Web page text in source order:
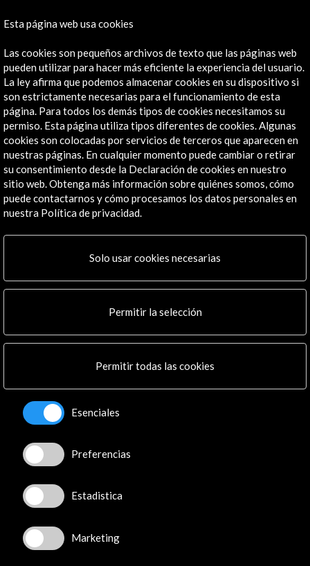
Contacta
info@accioncultural.es
+34 91 700 4000
José Abascal, 4 - 4º
28003 Madrid, España
Canales de contacto
Explora
Institucional
Actividades
Programa PICE
Noticias
Mapa Web
Conecta
X (Twitter)
Instagram
Facebook
Youtube
Spotify
Flickr
Esta página web usa cookies
Las cookies son pequeños archivos de texto que las páginas web
pueden utilizar para hacer más eficiente la experiencia del usuario.
La ley afirma que podemos almacenar cookies en su dispositivo si
son estrictamente necesarias para el funcionamiento de esta
página. Para todos los demás tipos de cookies necesitamos su
permiso. Esta página utiliza tipos diferentes de cookies. Algunas
cookies son colocadas por servicios de terceros que aparecen en
nuestras páginas. En cualquier momento puede cambiar o retirar
su consentimiento desde la Declaración de cookies en nuestro
sitio web. Obtenga más información sobre quiénes somos, cómo
puede contactarnos y cómo procesamos los datos personales en
nuestra Política de privacidad.
Solo usar cookies necesarias
Permitir la selección
Permitir todas las cookies
Esenciales
Preferencias
Estadistica
Marketing